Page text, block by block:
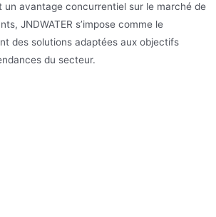
avantage concurrentiel sur le marché de
JNDWATER s’impose comme le
des solutions adaptées aux objectifs
du secteur.